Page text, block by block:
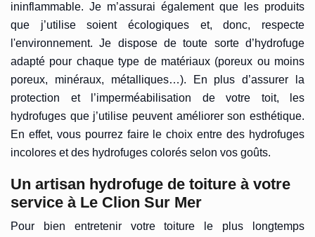
ininflammable. Je m’assurai également que les produits
que j’utilise soient écologiques et, donc, respecte
l'environnement. Je dispose de toute sorte d’hydrofuge
adapté pour chaque type de matériaux (poreux ou moins
poreux, minéraux, métalliques…). En plus d’assurer la
protection et l’imperméabilisation de votre toit, les
hydrofuges que j’utilise peuvent améliorer son esthétique.
En effet, vous pourrez faire le choix entre des hydrofuges
incolores et des hydrofuges colorés selon vos goûts.
Un artisan hydrofuge de toiture à votre
service à Le Clion Sur Mer
Pour bien entretenir votre toiture le plus longtemps